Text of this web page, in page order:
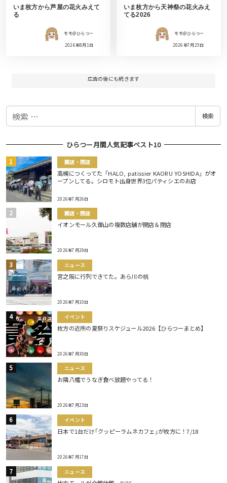
いま枚方から芦屋の花火みえて
る
モモ＠ひらつー
2026年8月1日
いま枚方から天神祭の花火みえ
てる2026
モモ＠ひらつー
2026年7月25日
広告の後にも続きます
検
検索
ひらつー月間人気記事ベスト10
開店・閉店
高槻につくってた「HALO, patissier KAORU YOSHIDA」がオ
ープンしてる。シロモト出身世界3位パティシエのお店
2026年7月26日
開店・閉店
イオンモール久御山の複数店舗が開店＆閉店
2026年7月29日
ニュース
宮之阪に行列できてた。あら川の桃
2026年7月10日
イベント
枚方の近所の夏祭りスケジュール2026【ひらつーまとめ】
2026年7月30日
ニュース
お隣八幡でうなぎ食べ放題やってる！
2026年7月23日
イベント
日本で1台だけ｢クッピーラムネカフェ｣が枚方に！7/18
2026年7月17日
ニュース